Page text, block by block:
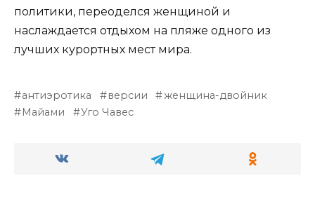
политики, переоделся женщиной и
наслаждается отдыхом на пляже одного из
лучших курортных мест мира.
антиэротика версии
женщина-двойник
Майами
Уго Чавес